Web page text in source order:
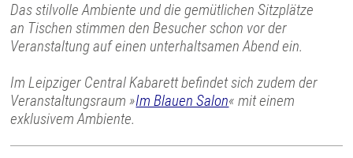
Das stilvolle Ambiente und die gemütlichen Sitzplätze
an Tischen stimmen den Besucher schon vor der
Veranstaltung auf einen unterhaltsamen Abend ein.
Im Leipziger Central Kabarett befindet sich zudem der
Veranstaltungsraum »Im Blauen Salon« mit einem
exklusivem Ambiente.